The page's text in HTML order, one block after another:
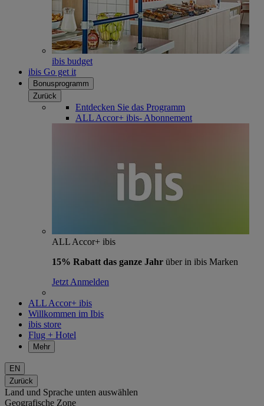
ibis budget
ibis Go get it
Bonusprogramm
Zurück
Entdecken Sie das Programm
ALL Accor+ ibis- Abonnement
ALL Accor+ ibis
15% Rabatt das ganze Jahr über in ibis Marken
Jetzt Anmelden
ALL Accor+ ibis
Willkommen im Ibis
ibis store
Flug + Hotel
Mehr
EN
Zurück
Land und Sprache unten auswählen
Geografische Zone